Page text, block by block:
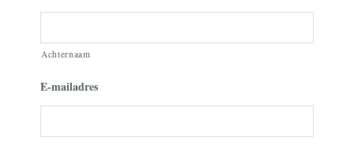
Achternaam
E-mailadres